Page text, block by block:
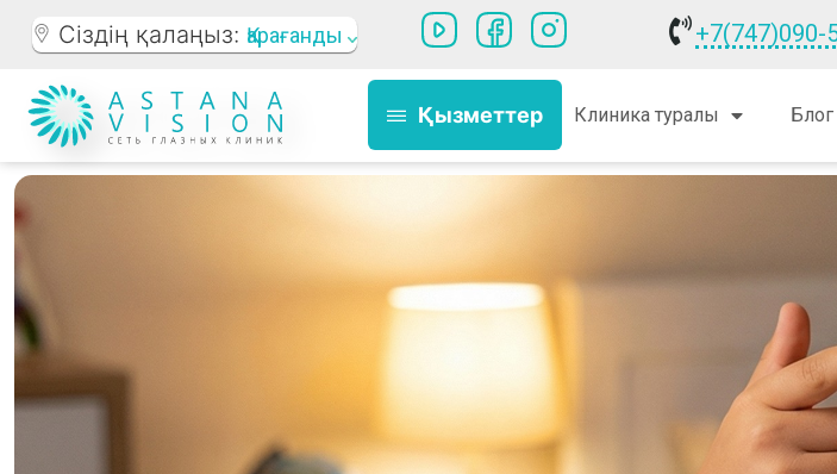
Сіздің қалаңыз: Қарағанды +7(747)090-
Қызметтер Клиника туралы Блог